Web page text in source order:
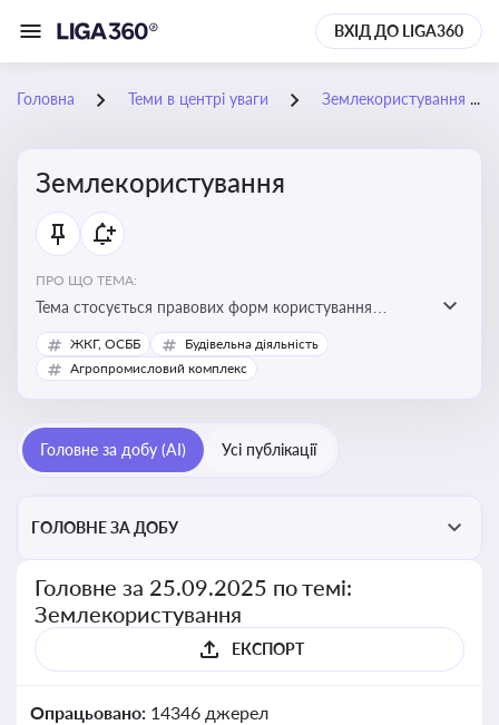
ВХІД ДО LIGA360
Головна Теми в центрі уваги Землекористування
Землекористування
ПРО ЩО ТЕМА:
Тема стосується правових форм користування
землею, зокрема умов доступу, володіння та
користування земельними ділянками різних форм
ЖКГ, ОСББ
Будівельна діяльність
Агропромисловий комплекс
Головне за добу (AI) Усі публікації
ГОЛОВНЕ ЗА ДОБУ
Головне за 25.09.2025 по темі:
Землекористування
ЕКСПОРТ
Опрацьовано: 14346 джерел